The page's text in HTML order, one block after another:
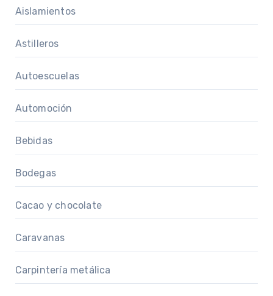
Aislamientos
Astilleros
Autoescuelas
Automoción
Bebidas
Bodegas
Cacao y chocolate
Caravanas
Carpintería metálica